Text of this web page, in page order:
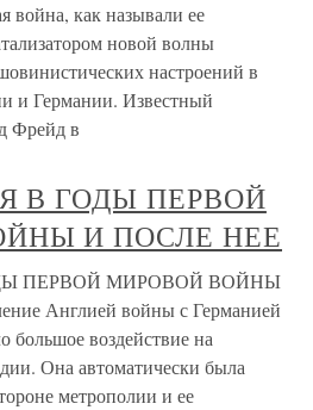
война, как называли ее
новой волны
настроений в
и Германии. Известный
Фрейд в
В ГОДЫ ПЕРВОЙ
И ПОСЛЕ НЕЕ
ПЕРВОЙ МИРОВОЙ ВОЙНЫ
Англией войны с Германией
большое воздействие на
Она автоматически была
метрополии и ее